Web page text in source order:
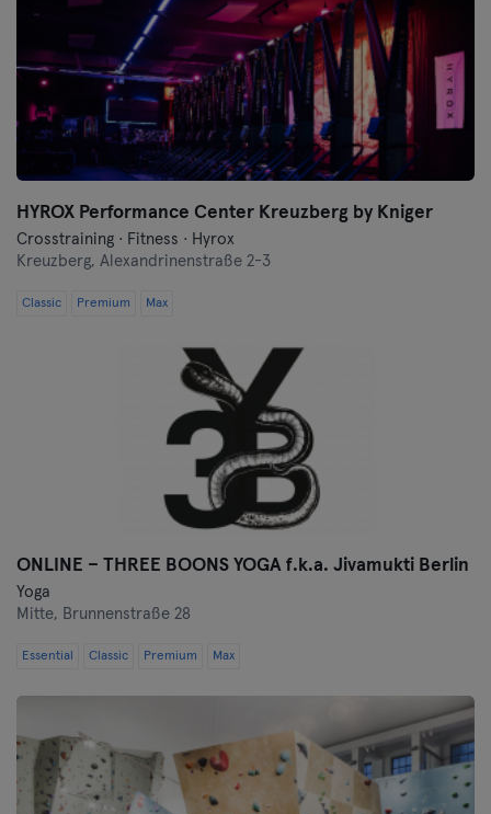
HYROX Performance Center Kreuzberg by Kniger
Crosstraining · Fitness · Hyrox
Kreuzberg, Alexandrinenstraße 2-3
Classic Premium Max
ONLINE – THREE BOONS YOGA f.k.a. Jivamukti Berlin
Yoga
Mitte, Brunnenstraße 28
Essential Classic Premium Max